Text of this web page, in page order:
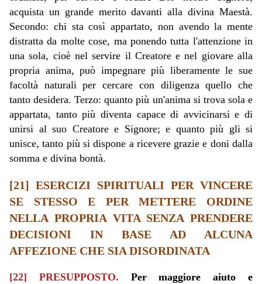
acquista un grande merito davanti alla divina Maestà.
Secondo: chi sta così appartato, non avendo la mente
distratta da molte cose, ma ponendo tutta l'attenzione in
una sola, cioè nel servire il Creatore e nel giovare alla
propria anima, può impegnare più liberamente le sue
facoltà naturali per cercare con diligenza quello che
tanto desidera. Terzo: quanto più un'anima si trova sola e
appartata, tanto più diventa capace di avvicinarsi e di
unirsi al suo Creatore e Signore; e quanto più gli si
unisce, tanto più si dispone a ricevere grazie e doni dalla
somma e divina bontà.
[21] ESERCIZI SPIRITUALI PER VINCERE
SE STESSO E PER METTERE ORDINE
NELLA PROPRIA VITA SENZA PRENDERE
DECISIONI IN BASE AD ALCUNA
AFFEZIONE CHE SIA DISORDINATA
[22] PRESUPPOSTO. Per maggiore aiuto e